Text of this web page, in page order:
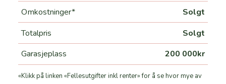
Omkostninger*
Solgt
Totalpris
Solgt
Garasjeplass
200 000kr
«Klikk på linken «Fellesutgifter inkl renter» for å se hvor mye av